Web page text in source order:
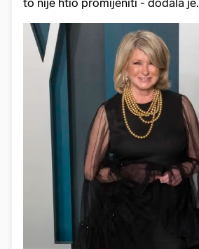
to nije htio promijeniti - dodala je.